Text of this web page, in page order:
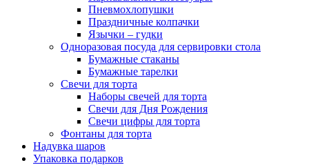
Пневмохлопушки
Праздничные колпачки
Язычки – гудки
Одноразовая посуда для сервировки стола
Бумажные стаканы
Бумажные тарелки
Свечи для торта
Наборы свечей для торта
Свечи для Дня Рождения
Свечи цифры для торта
Фонтаны для торта
Надувка шаров
Упаковка подарков